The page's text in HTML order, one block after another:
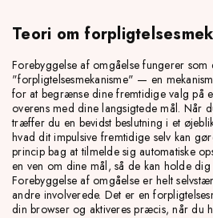
Teori om
Forebyggelse af omgåelse fungerer
"forpligtelsesmekanisme" — en
for at begrænse dine fremtidige valg på
overens med dine langsigtede mål. Når
træffer du en bevidst beslutning i et
hvad dit impulsive fremtidige selv kan
princip bag at tilmelde sig automatiske
en ven om dine mål, så de kan holde
Forebyggelse af omgåelse er helt
andre involverede. Det er en
din browser og aktiveres præcis, når du